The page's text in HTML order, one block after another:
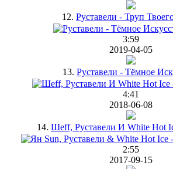
12. Руставели - Труп
3:59
2019-04-05
13. Руставели - Тёмное
4:41
2018-06-08
14. Шеff, Руставели И White Hot
2:55
2017-09-15